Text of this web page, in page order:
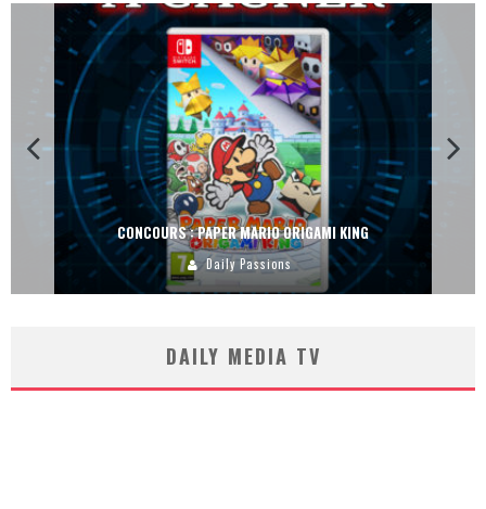
CONCOURS : PAPER MARIO ORIGAMI KING
Daily Passions
DAILY MEDIA TV